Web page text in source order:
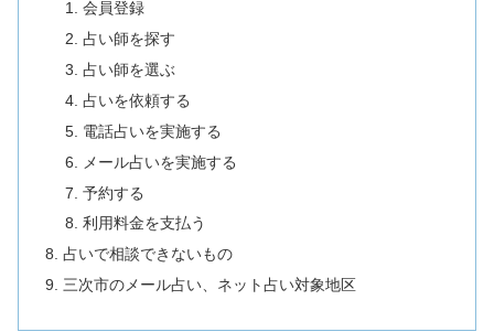
会員登録
占い師を探す
占い師を選ぶ
占いを依頼する
電話占いを実施する
メール占いを実施する
予約する
利用料金を支払う
占いで相談できないもの
三次市のメール占い、ネット占い対象地区